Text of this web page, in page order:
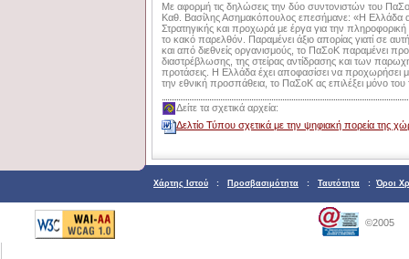
Με αφορμή τις δηλώσεις την δύο συντονιστών του
Καθ. Βασίλης Ασημακόπουλος επεσήμανε: «Η Ελλάδα
Στρατηγικής και προχωρά με έργα για την
το κακό παρελθόν. Παραμένει άξιο απορίας γιατί σε
και από διεθνείς οργανισμούς, το ΠαΣοΚ παραμένει
διαστρέβλωσης, της στείρας αντίδρασης και των
προτάσεις. Η Ελλάδα έχει αποφασίσει να προχωρήσει
την εθνική προσπάθεια, το ΠαΣοΚ ας επιλέξει μόνο του
Δείτε τα σχετικά αρχεία:
Δελτίο Τύπου σχετικά με την ψηφιακή πορεία της
Χάρτης Ιστού : Προσβασιμότητα : Ταυτότητα : Όροι
©2005